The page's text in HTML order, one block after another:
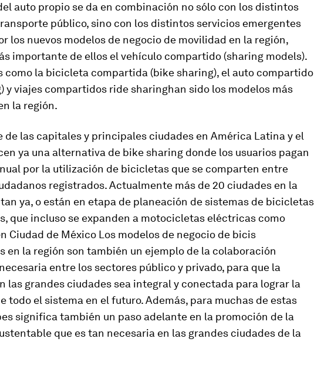
auto propio se da en combinación no sólo con los distintos
público, sino con los distintos servicios emergentes
los nuevos modelos de negocio de movilidad en la región,
importante de ellos el vehículo compartido (sharing models).
como la bicicleta compartida (bike sharing), el auto compartido
y viajes compartidos ride sharinghan sido los modelos más
la región.
de las capitales y principales ciudades en América Latina y el
ya una alternativa de bike sharing donde los usuarios pagan
por la utilización de bicicletas que se comparten entre
registrados. Actualmente más de 20 ciudades en la
ya, o están en etapa de planeación de sistemas de bicicletas
que incluso se expanden a motocicletas eléctricas como
Ciudad de México Los modelos de negocio de bicis
en la región son también un ejemplo de la colaboración
entre los sectores público y privado, para que la
las grandes ciudades sea integral y conectada para lograr la
todo el sistema en el futuro. Además, para muchas de estas
significa también un paso adelante en la promoción de la
que es tan necesaria en las grandes ciudades de la